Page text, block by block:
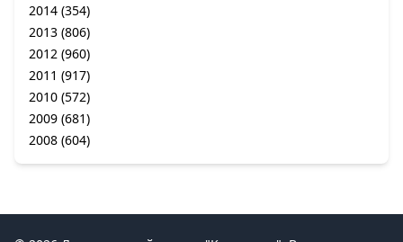
2014 (354)
2013 (806)
2012 (960)
2011 (917)
2010 (572)
2009 (681)
2008 (604)